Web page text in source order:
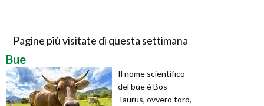
Pagine più visitate di questa settimana
Bue
Il nome scientifico
del bue è Bos
Taurus, ovvero toro,